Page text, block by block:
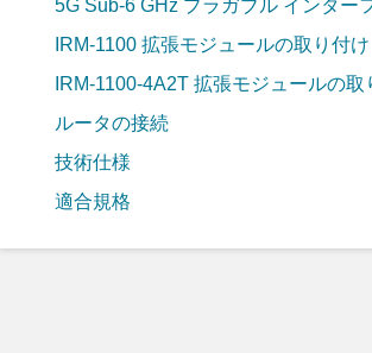
5G Sub-6 GHz プラガブル インター
IRM-1100 拡張モジュールの取り付け
IRM-1100-4A2T 拡張モジュールの取
ルータの接続
技術仕様
適合規格